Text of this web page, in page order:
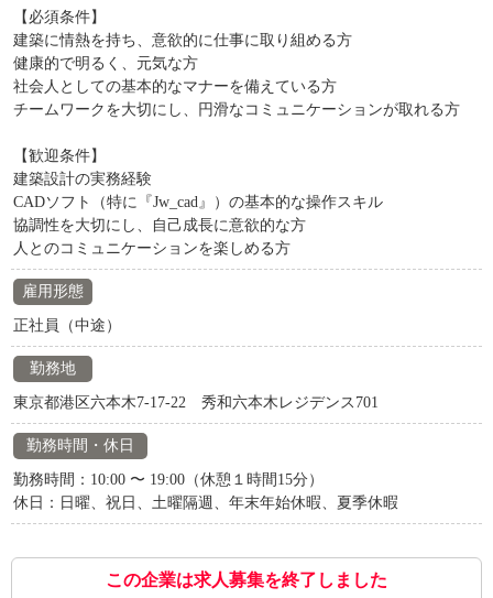
【必須条件】
建築に情熱を持ち、意欲的に仕事に取り組める方
健康的で明るく、元気な方
社会人としての基本的なマナーを備えている方
チームワークを大切にし、円滑なコミュニケーションが取れる方
【歓迎条件】
建築設計の実務経験
CADソフト（特に『Jw_cad』）の基本的な操作スキル
協調性を大切にし、自己成長に意欲的な方
人とのコミュニケーションを楽しめる方
雇用形態
正社員（中途）
勤務地
東京都港区六本木7-17-22 秀和六本木レジデンス701
勤務時間・休日
勤務時間：10:00 〜 19:00（休憩１時間15分）
休日：日曜、祝日、土曜隔週、年末年始休暇、夏季休暇
この企業は求人募集を終了しました